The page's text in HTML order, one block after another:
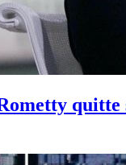
quitte